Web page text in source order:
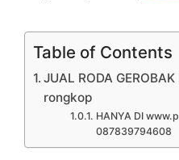
Table of Contents
JUAL RODA
rongkop
HANYA DI
087839794608